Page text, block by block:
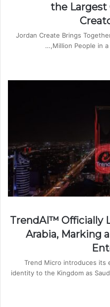
the Largest
Jordan Create Brings
Million People in a
TrendAI™️ Officially
Arabia, Marking
Trend Micro introduces its
identity to the Kingdom as